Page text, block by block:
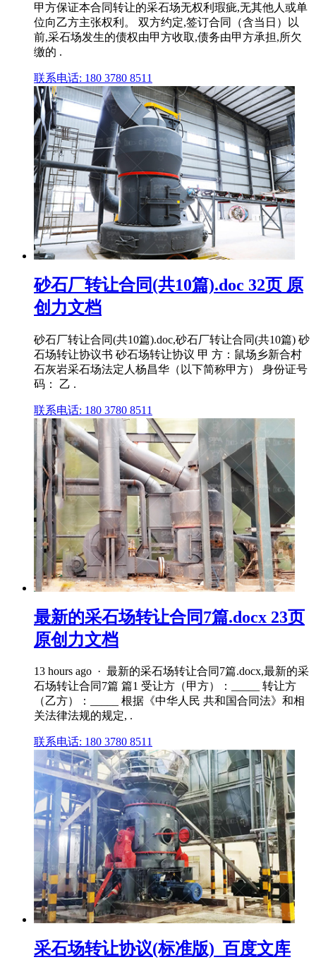
甲方保证本合同转让的采石场无权利瑕疵,无其他人或单
位向乙方主张权利。 双方约定,签订合同（含当日）以
前,采石场发生的债权由甲方收取,债务由甲方承担,所欠
缴的 .
联系电话: 180 3780 8511
砂石厂转让合同(共10篇).doc 32页 原
创力文档
砂石厂转让合同(共10篇).doc,砂石厂转让合同(共10篇) 砂
石场转让协议书 砂石场转让协议 甲 方：鼠场乡新合村
石灰岩采石场法定人杨昌华（以下简称甲方） 身份证号
码： 乙 .
联系电话: 180 3780 8511
最新的采石场转让合同7篇.docx 23页
原创力文档
13 hours ago · 最新的采石场转让合同7篇.docx,最新的采
石场转让合同7篇 篇1 受让方（甲方）：_____ 转让方
（乙方）：_____ 根据《中华人民 共和国合同法》和相
关法律法规的规定, .
联系电话: 180 3780 8511
采石场转让协议(标准版)_百度文库